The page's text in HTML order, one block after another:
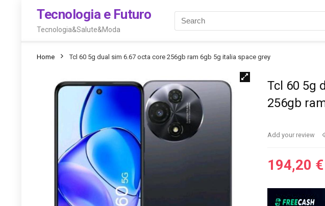
Tecnologia e Futuro
Tecnologia&Salute&Moda
Home Tcl 60 5g dual sim 6.67 octa core 256gb ram 6gb 5g italia space grey
Tcl 60 5g
256gb
Add your review
194,20 €